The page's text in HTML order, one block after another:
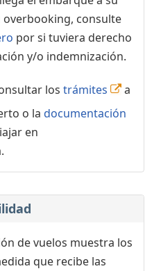
consulte
por si tuviera derecho
y/o indemnización.
los trámites
a
o la documentación
en
de vuelos muestra los
que recibe las